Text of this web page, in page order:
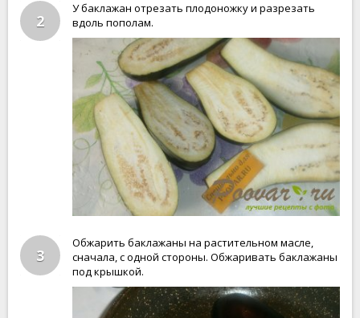
2
У баклажан отрезать плодоножку и разрезать
вдоль пополам.
3
Обжарить баклажаны на растительном масле,
сначала, с одной стороны. Обжаривать баклажаны
под крышкой.